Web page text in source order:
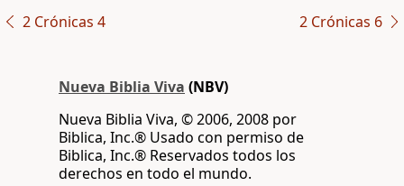
2 Crónicas 4 2 Crónicas 6
Nueva Biblia Viva (NBV)
Nueva Biblia Viva, © 2006, 2008 por
Biblica, Inc.® Usado con permiso de
Biblica, Inc.® Reservados todos los
derechos en todo el mundo.